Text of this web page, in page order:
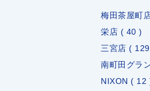
梅田茶屋町
栄店 ( 40 )
三宮店 (
南町田グラ
NIXON ( 12